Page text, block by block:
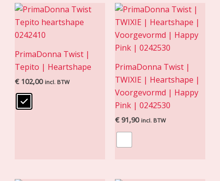
PrimaDonna Twist |
Tepito | Heartshape
€ 102,00 incl. BTW
PrimaDonna Twist |
TWIXIE | Heartshape |
Voorgevormd | Happy
Pink | 0242530
€ 91,90 incl. BTW